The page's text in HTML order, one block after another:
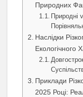
Природних
Природні
Наслідки
Екологічного
Приклади
2025 Році: